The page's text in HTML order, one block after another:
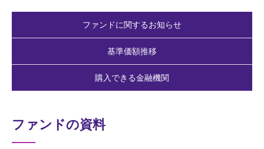
ファンドに関するお知らせ
基準価額推移
購入できる金融機関
ファンドの資料